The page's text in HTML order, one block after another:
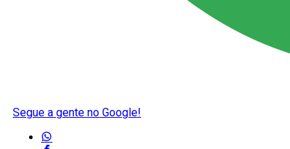
Segue a gente no Google!